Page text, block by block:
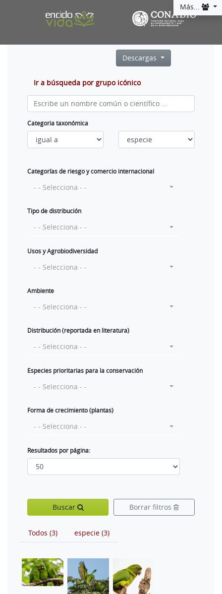
Más...
Descargas
Ir a búsqueda por grupo icónico
Categoria taxonómica
Categorías de riesgo y comercio internacional
- - Selecciona - -
Tipo de distribución
- - Selecciona - -
Usos y Agrobiodiversidad
- - Selecciona - -
Ambiente
- - Selecciona - -
Distribución (reportada en literatura)
- - Selecciona - -
Especies prioritarias para la conservación
- - Selecciona - -
Forma de crecimiento (plantas)
- - Selecciona - -
Resultados por página:
Buscar Borrar filtros
Todos (3) especie (3)